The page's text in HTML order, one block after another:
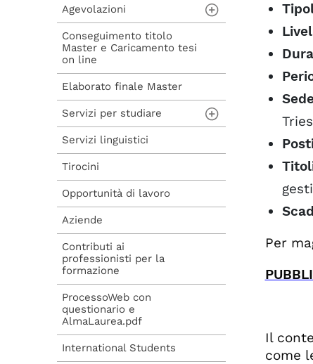
Per
Il
come
Procedura di
ammissione
Procedura di iscrizione
a seguito di
ammissione
Procedura di iscrizione
diretta
Agevolazioni
Carta del Docente
Voucher 2025
Voucher 2026
Conseguimento titolo
Master e Caricamento tesi
on line
Elaborato finale Master
Servizi per studiare
Aule studio e
informatiche
Biblioteche
Servizi linguistici
Tirocini
Opportunità di lavoro
Aziende
Contributi ai
professionisti per la
formazione
ProcessoWeb con
questionario e
AlmaLaurea.pdf
International Students